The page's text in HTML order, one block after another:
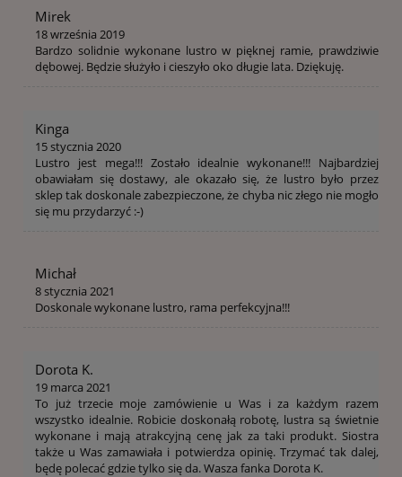
Mirek
18 września 2019
Bardzo solidnie wykonane lustro w pięknej ramie, prawdziwie
dębowej. Będzie służyło i cieszyło oko długie lata. Dziękuję.
Kinga
15 stycznia 2020
Lustro jest mega!!! Zostało idealnie wykonane!!! Najbardziej
obawiałam się dostawy, ale okazało się, że lustro było przez
sklep tak doskonale zabezpieczone, że chyba nic złego nie mogło
się mu przydarzyć :-)
Michał
8 stycznia 2021
Doskonale wykonane lustro, rama perfekcyjna!!!
Dorota K.
19 marca 2021
To już trzecie moje zamówienie u Was i za każdym razem
wszystko idealnie. Robicie doskonałą robotę, lustra są świetnie
wykonane i mają atrakcyjną cenę jak za taki produkt. Siostra
także u Was zamawiała i potwierdza opinię. Trzymać tak dalej,
będę polecać gdzie tylko się da. Wasza fanka Dorota K.